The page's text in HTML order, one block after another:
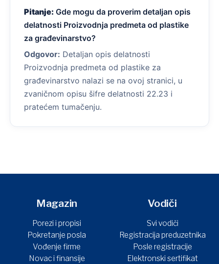
Pitanje: Gde mogu da proverim detaljan opis
delatnosti Proizvodnja predmeta od plastike
za građevinarstvo?
Odgovor: Detaljan opis delatnosti
Proizvodnja predmeta od plastike za
građevinarstvo nalazi se na ovoj stranici, u
zvaničnom opisu šifre delatnosti 22.23 i
pratećem tumačenju.
Magazin
Porezi i propisi
Pokretanje posla
Vođenje firme
Novac i finansije
Vodiči
Svi vodiči
Registracija preduzetnika
Posle registracije
Elektronski sertifikat